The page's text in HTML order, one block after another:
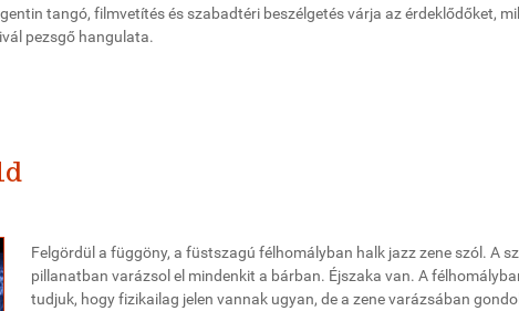
tangó, filmvetítés és szabadtéri beszélgetés várja az érdeklődőket,
pezsgő hangulata.
Felgördül a függöny, a füstszagú félhomályban halk jazz zene szól. A
pillanatban varázsol el mindenkit a bárban. Éjszaka van. A
tudjuk, hogy fizikailag jelen vannak ugyan, de a zene varázsában